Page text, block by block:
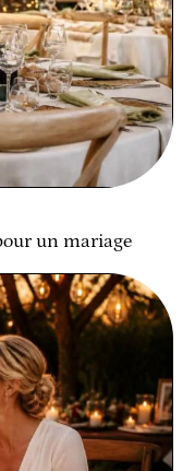
un mariage